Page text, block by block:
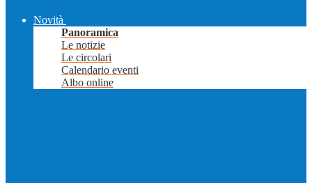
Novità
Panoramica
Le notizie
Le circolari
Calendario eventi
Albo online